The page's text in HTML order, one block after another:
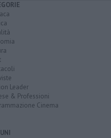
Leader
& Professioni
Cinema